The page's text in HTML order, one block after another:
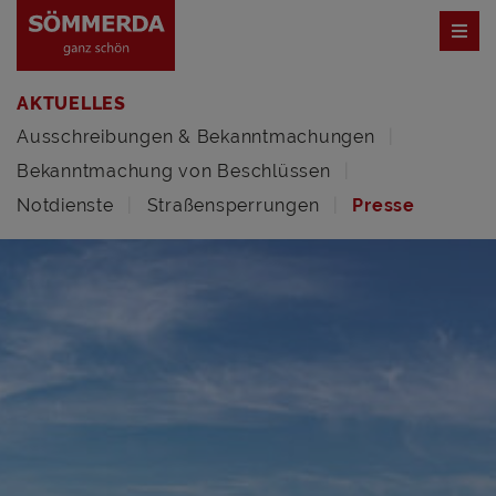
AKTUELLES
Ausschreibungen & Bekanntmachungen
Bekanntmachung von Beschlüssen
Notdienste
Straßensperrungen Presse